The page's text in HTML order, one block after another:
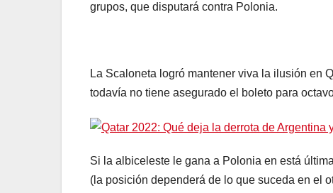
grupos, que disputará contra Polonia.
La Scaloneta logró mantener viva la ilusión en
todavía no tiene asegurado el boleto para
Si la albiceleste le gana a Polonia en está
(la posición dependerá de lo que suceda en el